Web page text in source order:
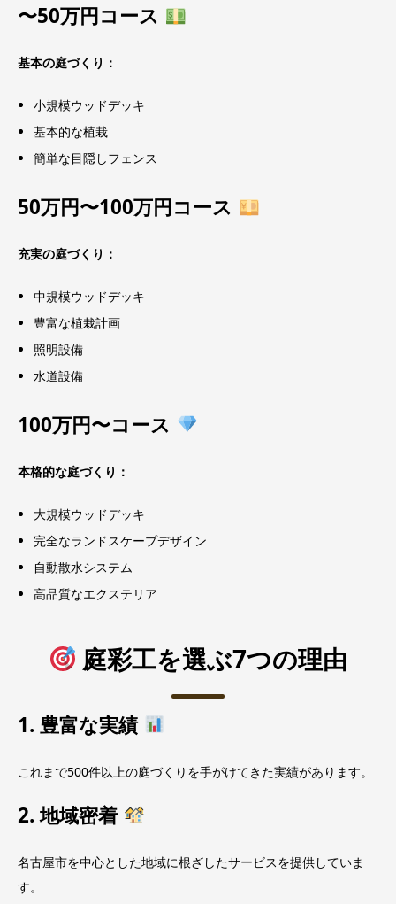
〜50万円コース
基本の庭づくり：
小規模ウッドデッキ
基本的な植栽
簡単な目隠しフェンス
50万円〜100万円コース
充実の庭づくり：
中規模ウッドデッキ
豊富な植栽計画
照明設備
水道設備
100万円〜コース
本格的な庭づくり：
大規模ウッドデッキ
完全なランドスケープデザイン
自動散水システム
高品質なエクステリア
庭彩工を選ぶ7つの理由
1. 豊富な実績
これまで500件以上の庭づくりを手がけてきた実績があります。
2. 地域密着
名古屋市を中心とした地域に根ざしたサービスを提供していま
す。